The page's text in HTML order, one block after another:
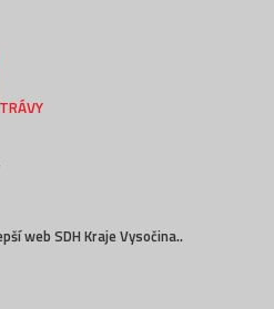
web SDH Kraje Vysočina..